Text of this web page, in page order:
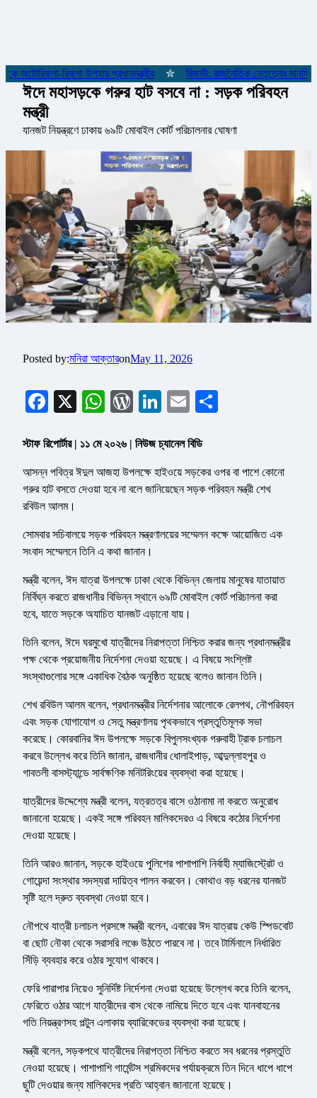
রিকশা উপহার প্রধানমন্ত্রীর ✮ রিজভী: রাজনৈতিক নেতৃত্বের
ঈদে মহাসড়কে গরুর হাট বসবে না : সড়ক পরিবহন
মন্ত্রী
যানজট নিয়ন্ত্রণে ঢাকায় ৬৯টি মোবাইল কোর্ট পরিচালনার ঘোষণা
Posted by:মনিরা আক্তারonMay 11, 2026
Facebook
X WhatsApp
WordPress
LinkedIn
Email
স্টাফ রিপোর্টার | ১১ মে ২০২৬ | নিউজ চ্যানেল বিডি
আসন্ন পবিত্র ঈদুল আজহা উপলক্ষে হাইওয়ে সড়কের ওপর বা পাশে কোনো
গরুর হাট বসতে দেওয়া হবে না বলে জানিয়েছেন সড়ক পরিবহন মন্ত্রী শেখ
রবিউল আলম।
সোমবার সচিবালয়ে সড়ক পরিবহন মন্ত্রণালয়ের সম্মেলন কক্ষে আয়োজিত এক
সংবাদ সম্মেলনে তিনি এ কথা জানান।
মন্ত্রী বলেন, ঈদ যাত্রা উপলক্ষে ঢাকা থেকে বিভিন্ন জেলায় মানুষের যাতায়াত
নির্বিঘ্ন করতে রাজধানীর বিভিন্ন স্থানে ৬৯টি মোবাইল কোর্ট পরিচালনা করা
হবে, যাতে সড়কে অযাচিত যানজট এড়ানো যায়।
তিনি বলেন, ঈদে ঘরমুখো যাত্রীদের নিরাপত্তা নিশ্চিত করার জন্য প্রধানমন্ত্রীর
পক্ষ থেকে প্রয়োজনীয় নির্দেশনা দেওয়া হয়েছে। এ বিষয়ে সংশ্লিষ্ট
সংস্থাগুলোর সঙ্গে একাধিক বৈঠক অনুষ্ঠিত হয়েছে বলেও জানান তিনি।
শেখ রবিউল আলম বলেন, প্রধানমন্ত্রীর নির্দেশনার আলোকে রেলপথ, নৌপরিবহন
এবং সড়ক যোগাযোগ ও সেতু মন্ত্রণালয় পৃথকভাবে প্রস্তুতিমূলক সভা
করেছে। কোরবানির ঈদ উপলক্ষে সড়কে বিপুলসংখ্যক গরুবাহী ট্রাক চলাচল
করবে উল্লেখ করে তিনি জানান, রাজধানীর ধোলাইপাড়, আব্দুল্লাহপুর ও
গাবতলী বাসস্ট্যান্ডে সার্বক্ষণিক মনিটরিংয়ের ব্যবস্থা করা হয়েছে।
যাত্রীদের উদ্দেশ্যে মন্ত্রী বলেন, যত্রতত্র বাসে ওঠানামা না করতে অনুরোধ
জানানো হয়েছে। একই সঙ্গে পরিবহন মালিকদেরও এ বিষয়ে কঠোর নির্দেশনা
দেওয়া হয়েছে।
তিনি আরও জানান, সড়কে হাইওয়ে পুলিশের পাশাপাশি নির্বাহী ম্যাজিস্ট্রেট ও
গোয়েন্দা সংস্থার সদস্যরা দায়িত্ব পালন করবেন। কোথাও বড় ধরনের যানজট
সৃষ্টি হলে দ্রুত ব্যবস্থা নেওয়া হবে।
নৌপথে যাত্রী চলাচল প্রসঙ্গে মন্ত্রী বলেন, এবারের ঈদ যাত্রায় কেউ স্পিডবোট
বা ছোট নৌকা থেকে সরাসরি লঞ্চে উঠতে পারবে না। তবে টার্মিনালে নির্ধারিত
সিঁড়ি ব্যবহার করে ওঠার সুযোগ থাকবে।
ফেরি পারাপার নিয়েও সুনির্দিষ্ট নির্দেশনা দেওয়া হয়েছে উল্লেখ করে তিনি বলেন,
ফেরিতে ওঠার আগে যাত্রীদের বাস থেকে নামিয়ে দিতে হবে এবং যানবাহনের
গতি নিয়ন্ত্রণসহ পল্টুন এলাকায় ব্যারিকেডের ব্যবস্থা করা হয়েছে।
মন্ত্রী বলেন, সড়কপথে যাত্রীদের নিরাপত্তা নিশ্চিত করতে সব ধরনের প্রস্তুতি
নেওয়া হয়েছে। পাশাপাশি গার্মেন্টস শ্রমিকদের পর্যায়ক্রমে তিন দিনে ধাপে ধাপে
ছুটি দেওয়ার জন্য মালিকদের প্রতি আহ্বান জানানো হয়েছে।